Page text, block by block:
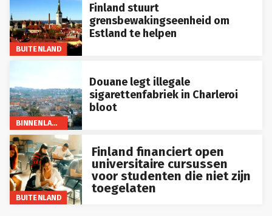
BUITENLAND
Finland stuurt
grensbewakingseenheid om
Estland te helpen
BINNENLAND
Douane legt illegale
sigarettenfabriek in Charleroi
bloot
BUITENLAND
Finland financiert open
universitaire cursussen
voor studenten die niet zijn
toegelaten